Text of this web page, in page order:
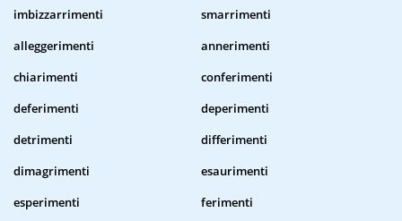
imbizzarrimenti
smarrimenti
alleggerimenti
annerimenti
chiarimenti
conferimenti
deferimenti
deperimenti
detrimenti
differimenti
dimagrimenti
esaurimenti
esperimenti
ferimenti